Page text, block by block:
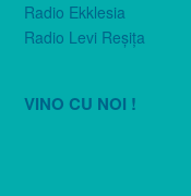
Radio Ekklesia
Radio Levi Reşiţa
VINO CU NOI !